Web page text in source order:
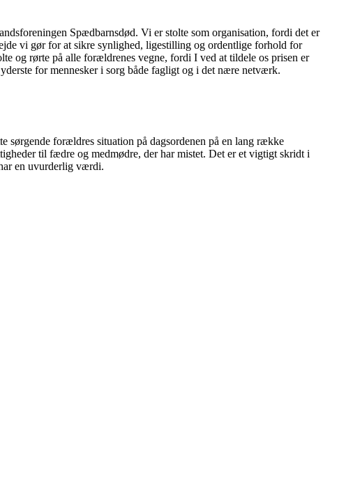
Spædbarnsdød. Vi er stolte som organisation, fordi det er
vi gør for at sikre synlighed, ligestilling og ordentlige forhold for
og rørte på alle forældrenes vegne, fordi I ved at tildele os prisen er
for mennesker i sorg både fagligt og i det nære netværk.
sørgende forældres situation på dagsordenen på en lang række
til fædre og medmødre, der har mistet. Det er et vigtigt skridt i
en uvurderlig værdi.